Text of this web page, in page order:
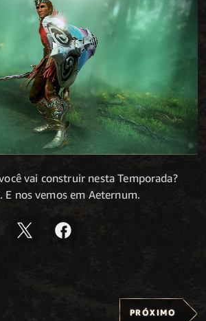
vai construir nesta Temporada?
E nos vemos em Aeternum.
PRÓXIMO